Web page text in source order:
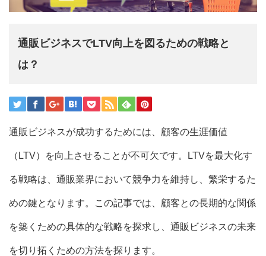
通販ビジネスでLTV向上を図るための戦略と
は？
通販ビジネスが成功するためには、顧客の生涯価値
（LTV）を向上させることが不可欠です。LTVを最大化す
る戦略は、通販業界において競争力を維持し、繁栄するた
めの鍵となります。この記事では、顧客との長期的な関係
を築くための具体的な戦略を探求し、通販ビジネスの未来
を切り拓くための方法を探ります。